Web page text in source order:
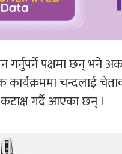
गर्नुपर्ने पक्षमा छन् भने
कार्यक्रममा चन्दलाई
गर्दै आएका छन् ।